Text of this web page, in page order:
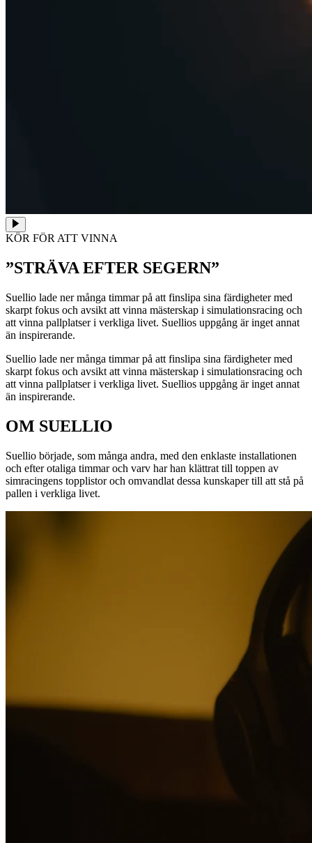
KÖR FÖR ATT VINNA
”STRÄVA EFTER SEGERN”
Suellio lade ner många timmar på att finslipa sina färdigheter med
skarpt fokus och avsikt att vinna mästerskap i simulationsracing och
att vinna pallplatser i verkliga livet. Suellios uppgång är inget annat
än inspirerande.
Suellio lade ner många timmar på att finslipa sina färdigheter med
skarpt fokus och avsikt att vinna mästerskap i simulationsracing och
att vinna pallplatser i verkliga livet. Suellios uppgång är inget annat
än inspirerande.
OM SUELLIO
Suellio började, som många andra, med den enklaste installationen
och efter otaliga timmar och varv har han klättrat till toppen av
simracingens topplistor och omvandlat dessa kunskaper till att stå på
pallen i verkliga livet.